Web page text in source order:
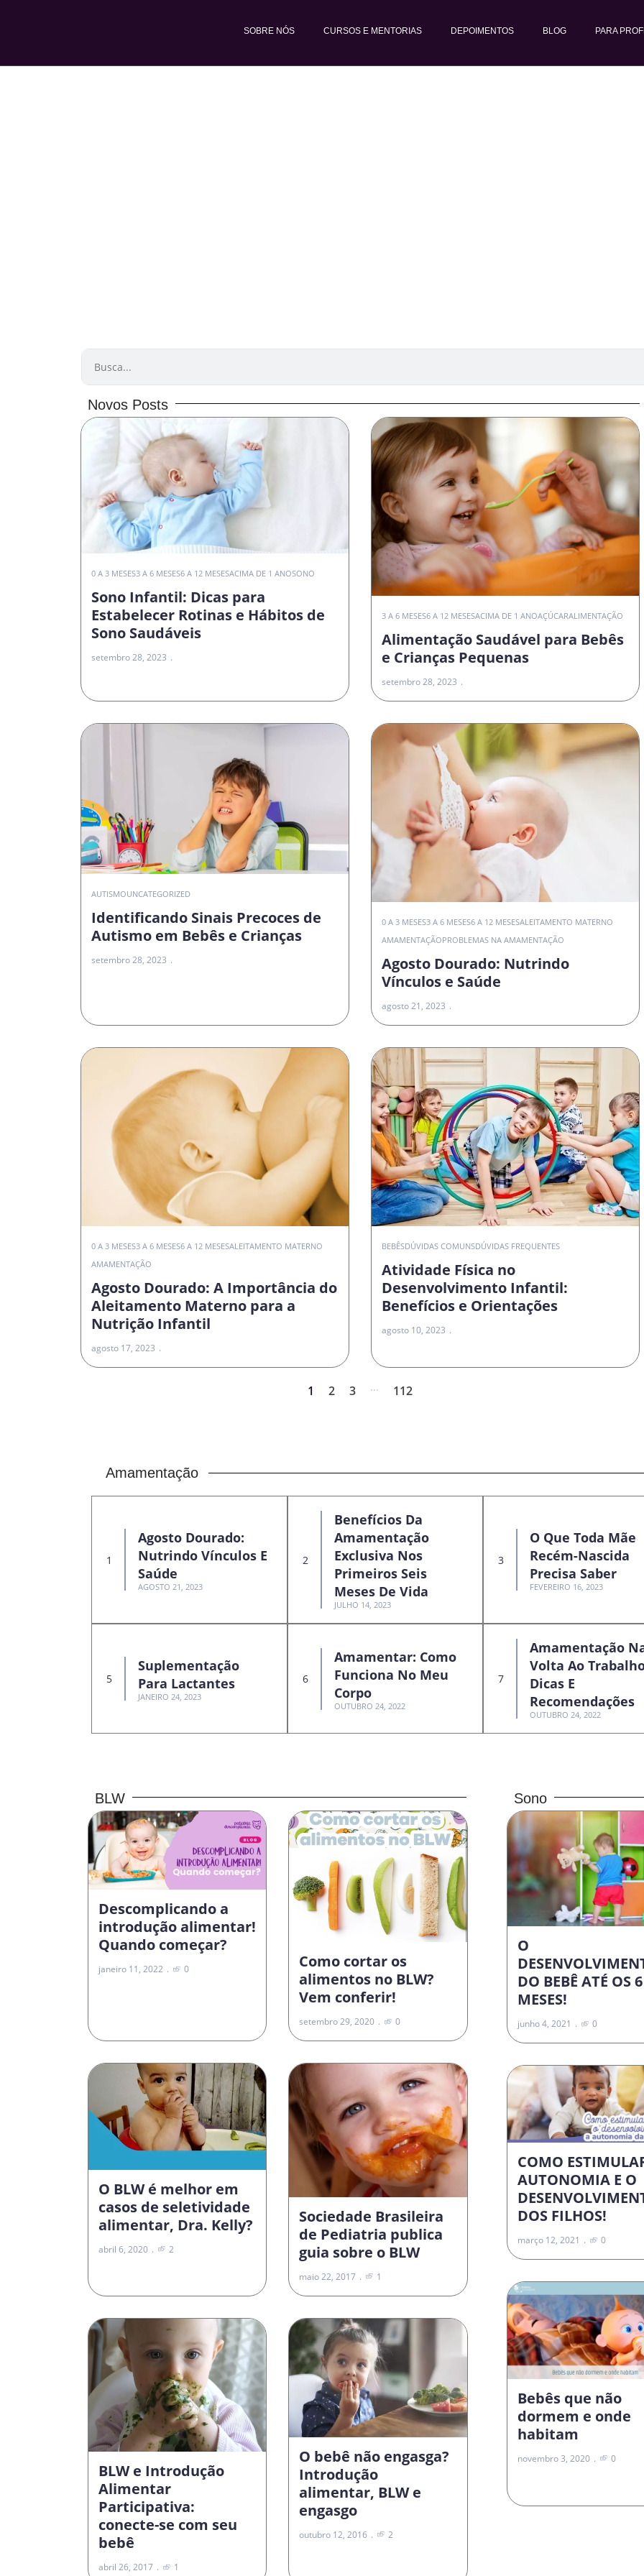
conteúdo
SOBRE NÓS CURSOS E MENTORIAS DEPOIMENTOS BLOG PARA
PESQUISAR
Novos Posts
0 A 3 MESES3 A 6 MESES6 A 12 MESESACIMA DE 1 ANOSONO
Sono Infantil: Dicas para
Estabelecer Rotinas e Hábitos de
Sono Saudáveis
setembro 28, 2023
3 A 6 MESES6 A 12 MESESACIMA DE 1 ANOAÇÚCARALIMENTAÇÃO
Alimentação Saudável para Bebês
e Crianças Pequenas
setembro 28, 2023
AUTISMOUNCATEGORIZED
Identificando Sinais Precoces de
Autismo em Bebês e Crianças
setembro 28, 2023
0 A 3 MESES3 A 6 MESES6 A 12 MESESALEITAMENTO MATERNO
AMAMENTAÇÃOPROBLEMAS NA AMAMENTAÇÃO
Agosto Dourado: Nutrindo
Vínculos e Saúde
agosto 21, 2023
0 A 3 MESES3 A 6 MESES6 A 12 MESESALEITAMENTO MATERNO
AMAMENTAÇÃO
Agosto Dourado: A Importância do
Aleitamento Materno para a
Nutrição Infantil
agosto 17, 2023
BEBÊSDÚVIDAS COMUNSDÚVIDAS FREQUENTES
Atividade Física no
Desenvolvimento Infantil:
Benefícios e Orientações
agosto 10, 2023
1 2 3 ... 112
Amamentação
Agosto Dourado:
Nutrindo Vínculos E
Saúde
AGOSTO 21, 2023
Benefícios Da
Amamentação
Exclusiva Nos
Primeiros Seis
Meses De Vida
JULHO 14, 2023
O Que Toda Mãe
Recém-Nascida
Precisa Saber
FEVEREIRO 16, 2023
Suplementação
Para Lactantes
JANEIRO 24, 2023
Amamentar: Como
Funciona No Meu
Corpo
OUTUBRO 24, 2022
Amamentação
Volta Ao
Dicas E
Recomendações
OUTUBRO 24, 2022
BLW
Descomplicando a
introdução alimentar!
Quando começar?
janeiro 11, 2022 0
Como cortar os
alimentos no BLW?
Vem conferir!
setembro 29, 2020 0
O BLW é melhor em
casos de seletividade
alimentar, Dra. Kelly?
abril 6, 2020 2
Sociedade Brasileira
de Pediatria publica
guia sobre o BLW
maio 22, 2017 1
BLW e Introdução
Alimentar
Participativa:
conecte-se com seu
bebê
abril 26, 2017 1
O bebê não engasga?
Introdução
alimentar, BLW e
engasgo
outubro 12, 2016 2
Sono
O
DO BEBÊ ATÉ OS 6
MESES!
junho 4, 2021 0
COMO
AUTONOMIA E O
DOS FILHOS!
março 12, 2021 0
Bebês que não
dormem e onde
habitam
novembro 3, 2020 0